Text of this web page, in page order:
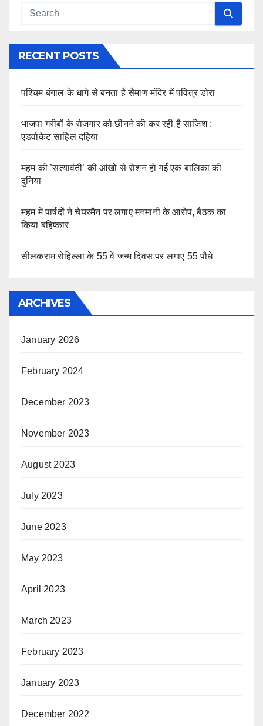
RECENT POSTS
पश्चिम बंगाल के धागे से बनता है सैमाण मंदिर में पवित्र डोरा
भाजपा गरीबों के रोजगार को छीनने की कर रही है साजिश :
एडवोकेट साहिल दहिया
महम की ’सत्यावंती’ की आंखों से रोशन हो गई एक बालिका की
दुनिया
महम में पार्षदों ने चेयरमैन पर लगाए मनमानी के आरोप, बैठक का
किया बहिष्कार
सीलकराम रोहिल्ला के 55 वें जन्म दिवस पर लगाए 55 पौधे
ARCHIVES
January 2026
February 2024
December 2023
November 2023
August 2023
July 2023
June 2023
May 2023
April 2023
March 2023
February 2023
January 2023
December 2022